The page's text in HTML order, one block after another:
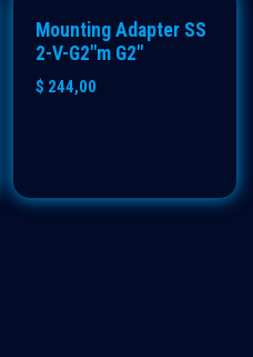
Mounting Adapter SS
2-V-G2"m G2"
$ 244,00